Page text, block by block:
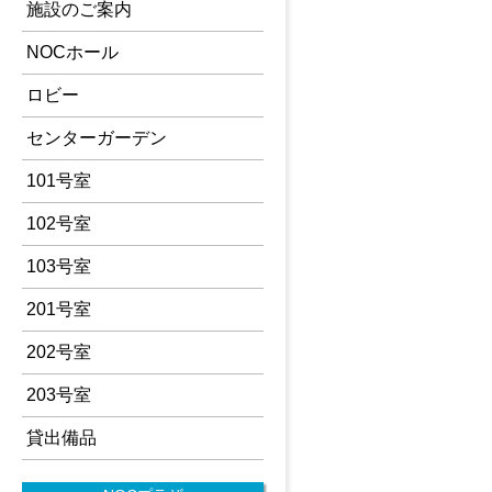
施設のご案内
NOCホール
ロビー
センターガーデン
101号室
102号室
103号室
201号室
202号室
203号室
貸出備品